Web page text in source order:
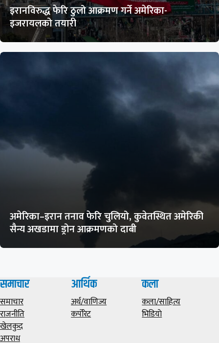
इरानविरुद्ध फेरि ठुलो आक्रमण गर्ने अमेरिका-
इजरायलको तयारी
अमेरिका–इरान तनाव फेरि चुलियो, कुवेतस्थित अमेरिकी
सैन्य अखडामा ड्रोन आक्रमणको दाबी
समाचार
समाचार
राजनीति
खेलकुद
अपराध
आर्थिक
अर्थ/वाणिज्य
कर्पोरेट
कला
कला/साहित्य
भिडियाे